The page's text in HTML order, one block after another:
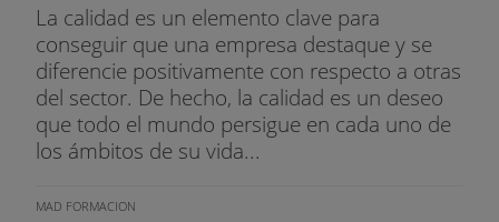
La calidad es un elemento clave para
conseguir que una empresa destaque y se
diferencie positivamente con respecto a otras
del sector. De hecho, la calidad es un deseo
que todo el mundo persigue en cada uno de
los ámbitos de su vida...
MAD FORMACION